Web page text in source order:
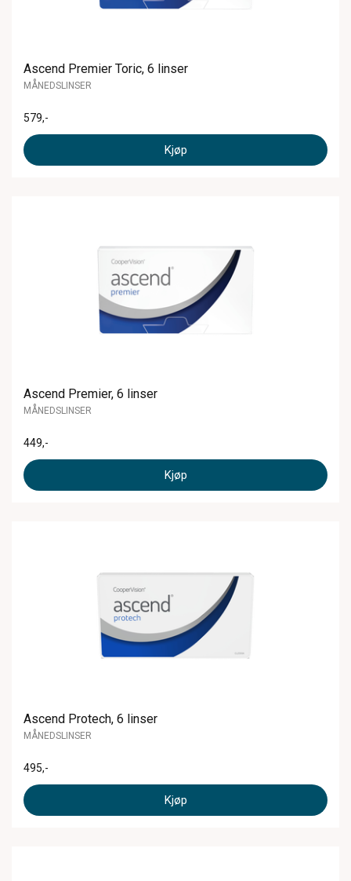
Ascend Premier Toric, 6 linser
MÅNEDSLINSER
579,-
Kjøp
Ascend Premier, 6 linser
MÅNEDSLINSER
449,-
Kjøp
Ascend Protech, 6 linser
MÅNEDSLINSER
495,-
Kjøp